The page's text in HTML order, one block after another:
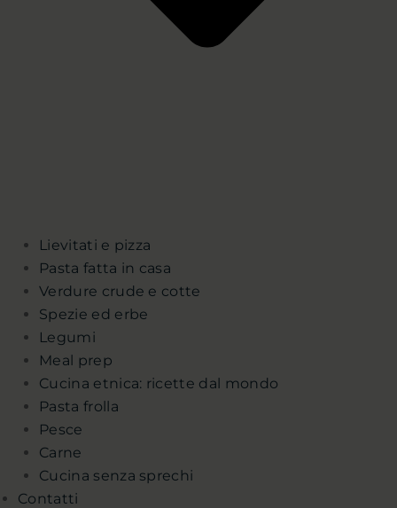
Lievitati e pizza
Pasta fatta in casa
Verdure crude e cotte
Spezie ed erbe
Legumi
Meal prep
Cucina etnica: ricette dal mondo
Pasta frolla
Pesce
Carne
Cucina senza sprechi
Contatti